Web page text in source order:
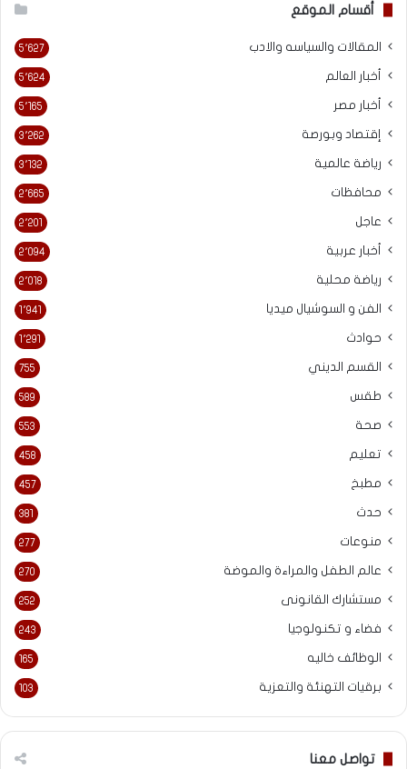
أقسام الموقع
المقالات والسياسه والادب 5٬627
أخبار العالم 5٬624
أخبار مصر 5٬165
إقتصاد وبورصة 3٬262
رياضة عالمية 3٬132
محافظات 2٬665
عاجل 2٬201
أخبار عربية 2٬094
رياضة محلية 2٬018
الفن و السوشيال ميديا 1٬941
حوادث 1٬291
القسم الديني 755
طقس 589
صحة 553
تعليم 458
مطبخ 457
حدث 381
منوعات 277
عالم الطفل والمراءة والموضة 270
مستشارك القانونى 252
فضاء و تكنولوجيا 243
الوظائف خاليه 165
برقيات التهنئة والتعزية 103
تواصل معنا